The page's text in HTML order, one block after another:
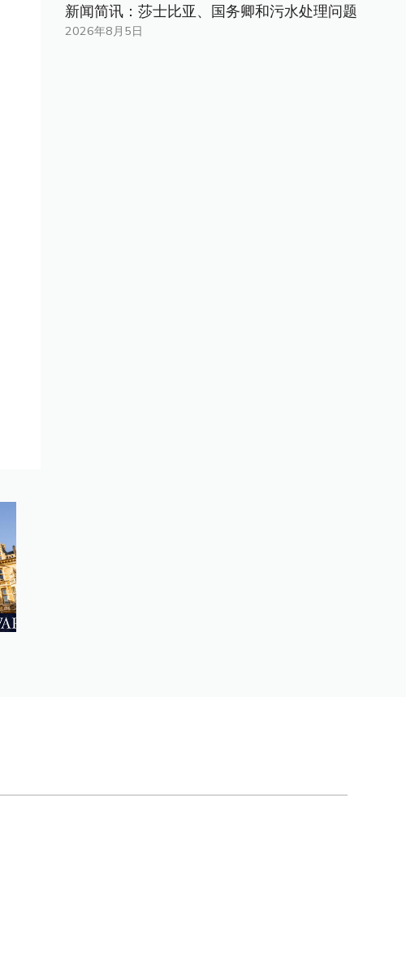
新闻简讯：莎士比亚、国务卿和污水处理问题
2026年8月5日